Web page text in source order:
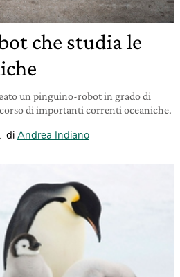
che studia le
un pinguino-robot in grado di
di importanti correnti oceaniche.
di Andrea Indiano